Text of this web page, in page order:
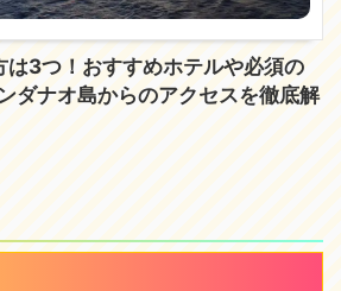
は3つ！おすすめホテルや必須の
ダナオ島からのアクセスを徹底解